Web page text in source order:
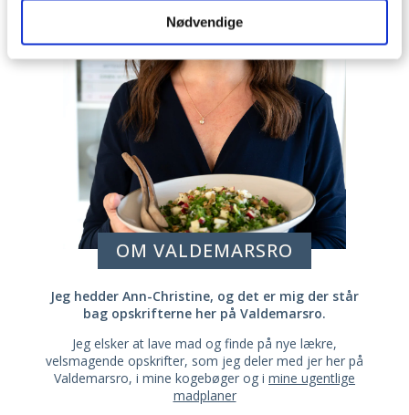
Nødvendige
OM VALDEMARSRO
Jeg hedder Ann-Christine, og det er mig der står
bag opskrifterne her på Valdemarsro.
Jeg elsker at lave mad og finde på nye lækre,
velsmagende opskrifter, som jeg deler med jer her på
Valdemarsro, i mine kogebøger og i mine ugentlige
madplaner